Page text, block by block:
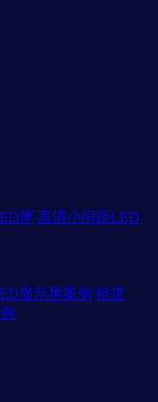
屏 高清小间距LED
显示屏案例 租赁